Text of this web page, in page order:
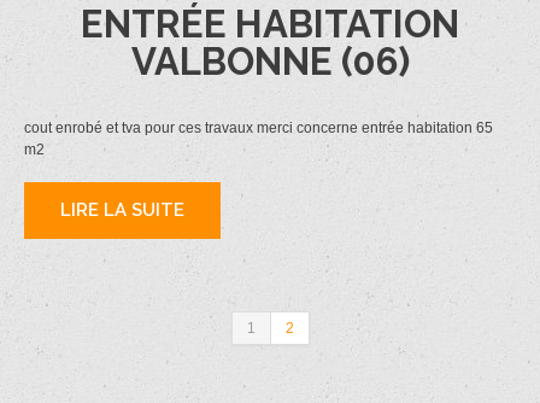
ENTRÉE HABITATION
VALBONNE (06)
cout enrobé et tva pour ces travaux merci concerne entrée habitation 65
m2
LIRE LA SUITE
1 2